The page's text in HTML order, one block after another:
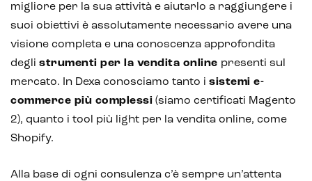
IoT (Internet of Things)
Blockchain
Intelligenza artificiale
Analisi predittiva
Chatbot e assistenti virtuali
Realtà Aumentata
migliore per la sua attività e aiutarlo a raggiungere i
suoi obiettivi è assolutamente necessario avere una
visione completa e una conoscenza approfondita
degli strumenti per la vendita online presenti sul
mercato. In Dexa conosciamo tanto i sistemi e-
commerce più complessi (siamo certificati Magento
2), quanto i tool più light per la vendita online, come
Shopify.
Alla base di ogni consulenza c’è sempre un’attenta